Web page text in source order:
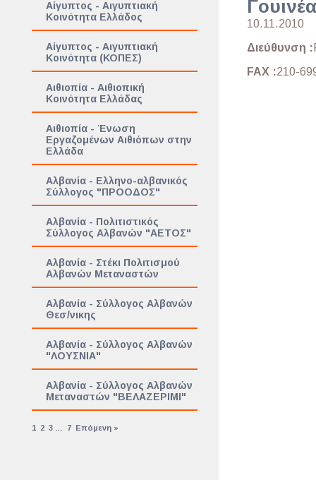
Αίγυπτος - Αιγυπτιακή
Κοινότητα Ελλάδος
Αίγυπτος - Αιγυπτιακή
Κοινότητα (ΚΟΠΕΣ)
Αιθιοπία - Αιθιοπική
Κοινότητα Ελλάδας
Αιθιοπία - Ένωση
Εργαζομένων Αιθιόπων στην
Ελλάδα
Αλβανία - Ελληνο-αλβανικός
Σύλλογος "ΠΡΟΟΔΟΣ"
Αλβανία - Πολιτιστικός
Σύλλογος Αλβανών "ΑΕΤΟΣ"
Αλβανία - Στέκι Πολιτισμού
Αλβανών Μεταναστών
Αλβανία - Σύλλογος Αλβανών
Θεσ/νικης
Αλβανία - Σύλλογος Αλβανών
"ΛΟΥΣΝΙΑ"
Αλβανία - Σύλλογος Αλβανών
Μεταναστών "ΒΕΛΑΖΕΡΙΜΙ"
1 2 3 7 Επόμενη »
10.11.2010
Διεύθυνση :
FAX :210-